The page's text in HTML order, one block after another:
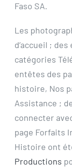
Faso SA.
Les
d’accueil ;
catégories
entêtes des
histoire, Nos
Assistance ;
connecter
page Forfaits
Histoire ont
Productions